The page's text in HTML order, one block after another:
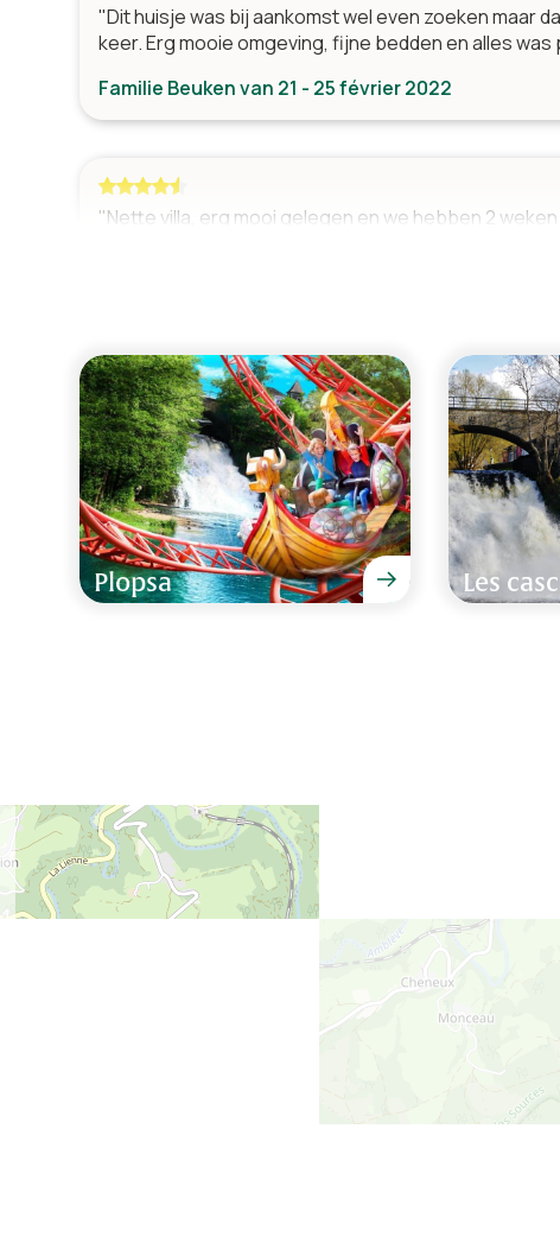
"Dit huisje was bij aankomst wel even zoeken maar
keer. Erg mooie omgeving, fijne bedden en alles was
Familie Beuken van 21 - 25 février 2022
"Nette villa, erg mooi gelegen en we hebben 2
"Weekendje weg met de kinderen was erg goed
eens terug.
Familie van Goolen van 16 - 18 avril 2021
Plopsa Les